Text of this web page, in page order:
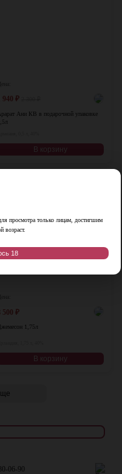
1 940 ₽
Ани КВ в подарочной упаковке
0,5л
В корзину
500 ₽
1,75л
В корзину
06-90
просмотра только лицам, достигшим
возраст.
18